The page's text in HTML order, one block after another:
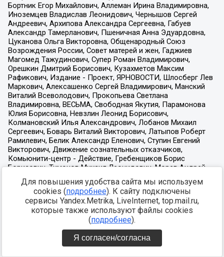
Для повышения удобства сайта мы используем
cookies (подробнее). К сайту подключены
сервисы Yandex.Metrika, LiveInternet, top.mail.ru,
которые также используют файлы cookies
(подробнее).
Я согласен/согласна